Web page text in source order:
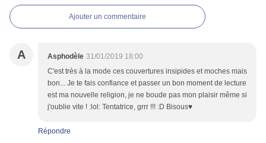
Ajouter un commentaire
A Asphodèle 31/01/2019 18:00
C'est très à la mode ces couvertures insipides et moches mais
bon... Je te fais confiance et passer un bon moment de lecture
est ma nouvelle religion, je ne boude pas mon plaisir même si
j'oublie vite ! :lol: Tentatrice, grrr !!! :D Bisous♥
Répondre